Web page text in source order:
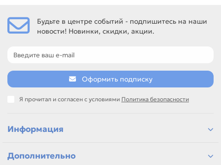
для PANASONIC (KX-FA88A) KX-FL401 / 402 / 403 / KX-
FLC411 / 412 / 413 фл. 80гр. IPM, Тонер для PANASONIC (KX-
PANASONIC (KX-FA85A) KX-FLB813RU / FLB853 / FLB883 фл.
80гр. IPM. Сравнивайте такие позиции по названию,
артикулу и таблице характеристик.
Если нужен близкий вариант, посмотрите соседние
варианты для чёрно-белой и цветной печати
Если параметры в карточке совпадают с вашей моделью
Будьте в центре событий - подпишитесь на наши
новости! Новинки, скидки, акции.
Оформить подписку
Я прочитал и согласен с условиями Политика безопасности
Информация
Дополнительно